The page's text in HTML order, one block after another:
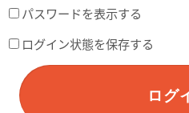
パスワードを表示する
ログイン状態を保存する
ログ